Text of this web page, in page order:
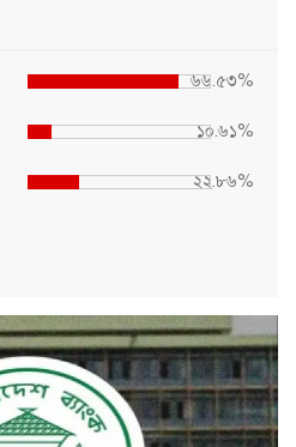
৬৬.৫৩%
১০.৬১%
২২.৮৬%